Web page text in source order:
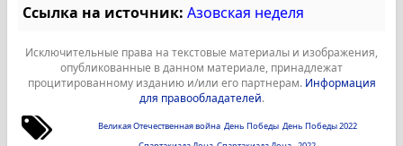
Ссылка на источник: Азовская неделя
Исключительные права на текстовые материалы и изображения,
опубликованные в данном материале, принадлежат
процитированному изданию и/или его партнерам. Информация
для правообладателей.
Великая Отечественная война День Победы День Победы 2022